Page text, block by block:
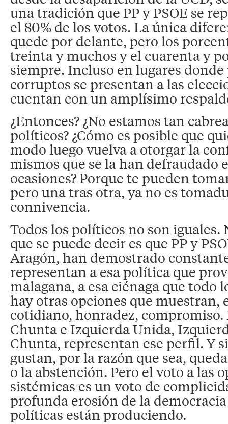
una tradición que PP y PSOE se
el 80% de los votos. La única
quede por delante, pero los
treinta y muchos y el cuarenta y
siempre. Incluso en lugares
corruptos se presentan a las
cuentan con un amplísimo
¿Entonces? ¿No estamos tan
políticos? ¿Cómo es posible que
modo luego vuelva a otorgar la
mismos que se la han defraudado
ocasiones? Porque te pueden
pero una tras otra, ya no es
connivencia.
Todos los políticos no son iguales.
que se puede decir es que PP y
Aragón, han demostrado
representan a esa política que
malagana, a esa ciénaga que todo
hay otras opciones que muestran,
cotidiano, honradez, compromiso.
Chunta e Izquierda Unida,
Chunta, representan ese perfil. Y
gustan, por la razón que sea,
o la abstención. Pero el voto a las
sistémicas es un voto de
profunda erosión de la
políticas están produciendo.